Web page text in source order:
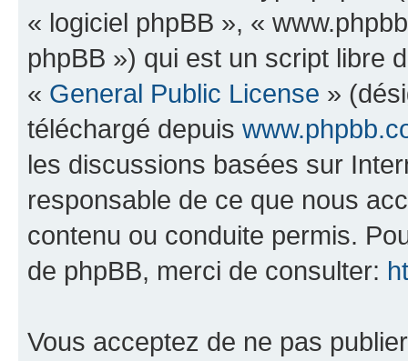
« logiciel phpBB », «
phpBB ») qui est un script libre
« General Public License »
téléchargé depuis
les discussions basées sur
responsable de ce que nous
contenu ou conduite permis.
de phpBB, merci de consulter:
Vous acceptez de ne pas